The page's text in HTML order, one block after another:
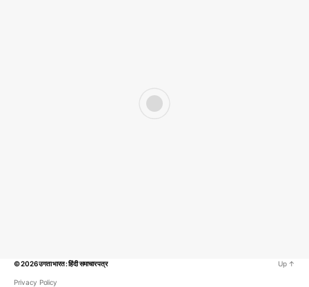
© 2026उगता भारत : हिंदी समाचार पत्र
Privacy Policy
Up ↑